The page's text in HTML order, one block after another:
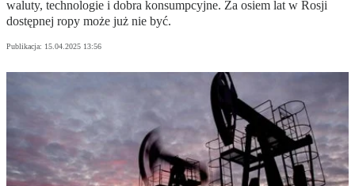
waluty, technologie i dobra konsumpcyjne. Za osiem lat w Rosji
dostępnej ropy może już nie być.
Publikacja: 15.04.2025 13:56